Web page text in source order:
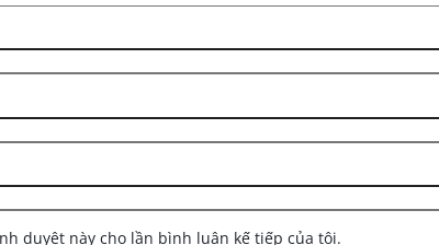
duyệt này cho lần bình luận kế tiếp của tôi.